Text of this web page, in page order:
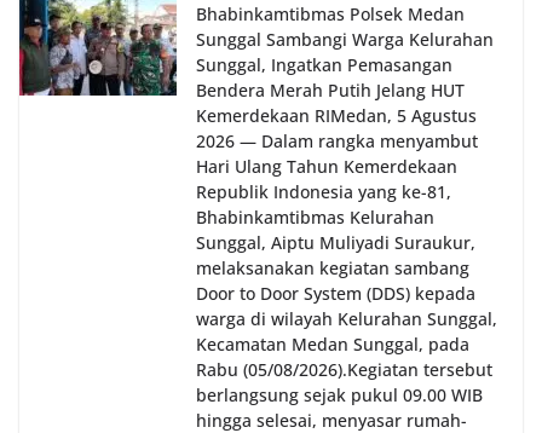
Bhabinkamtibmas Polsek Medan
Sunggal Sambangi Warga Kelurahan
Sunggal, Ingatkan Pemasangan
Bendera Merah Putih Jelang HUT
Kemerdekaan RI‎‎Medan, 5 Agustus
2026 — Dalam rangka menyambut
Hari Ulang Tahun Kemerdekaan
Republik Indonesia yang ke-81,
Bhabinkamtibmas Kelurahan
Sunggal, Aiptu Muliyadi Suraukur,
melaksanakan kegiatan sambang
Door to Door System (DDS) kepada
warga di wilayah Kelurahan Sunggal,
Kecamatan Medan Sunggal, pada
Rabu (05/08/2026).‎‎Kegiatan tersebut
berlangsung sejak pukul 09.00 WIB
hingga selesai, menyasar rumah-